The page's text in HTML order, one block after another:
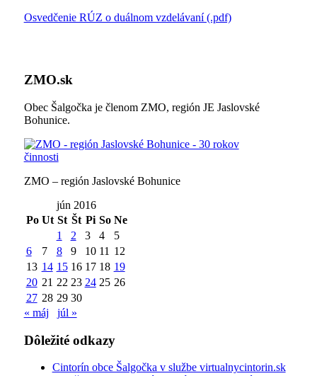
Osvedčenie RÚZ o duálnom vzdelávaní (.pdf)
ZMO.sk
Obec Šalgočka je členom ZMO, región JE Jaslovské
Bohunice.
ZMO – región Jaslovské Bohunice
jún 2016
Po Ut St Št Pi So Ne
1
2 3 4
5
6
7 8 9 10 11 12
13 14 15 16 17 18 19
20 21 22 23 24 25 26
27 28 29 30
« máj
júl »
Dôležité odkazy
Cintorín obce Šalgočka v službe virtualnycintorin.sk